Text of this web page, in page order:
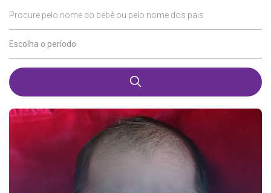
Procure pelo nome do bebê ou pelo nome dos pais
Escolha o período